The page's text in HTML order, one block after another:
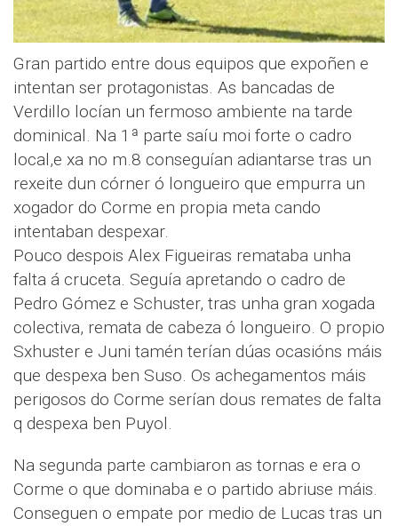
Gran partido entre dous equipos que expoñen e
intentan ser protagonistas. As bancadas de
Verdillo locían un fermoso ambiente na tarde
dominical. Na 1ª parte saíu moi forte o cadro
local,e xa no m.8 conseguían adiantarse tras un
rexeite dun córner ó longueiro que empurra un
xogador do Corme en propia meta cando
intentaban despexar.
Pouco despois Alex Figueiras remataba unha
falta á cruceta. Seguía apretando o cadro de
Pedro Gómez e Schuster, tras unha gran xogada
colectiva, remata de cabeza ó longueiro. O propio
Sxhuster e Juni tamén terían dúas ocasións máis
que despexa ben Suso. Os achegamentos máis
perigosos do Corme serían dous remates de falta
q despexa ben Puyol.
Na segunda parte cambiaron as tornas e era o
Corme o que dominaba e o partido abriuse máis.
Conseguen o empate por medio de Lucas tras un